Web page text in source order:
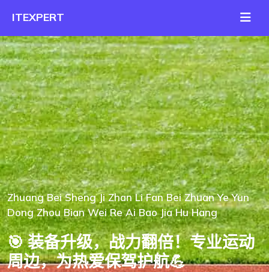
Zhuang Bei Sheng Ji Zhan Li Fan Bei Zhuan Ye Yun
Dong Zhou Bian Wei Re Ai Bao Jia Hu Hang
🎯 装备升级，战力翻倍！专业运动
周边，为热爱保驾护航💪